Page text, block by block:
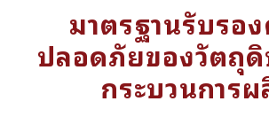
มาตรฐานรับรอ
ปลอดภัยของวัตถุดิ
กระบวนการ